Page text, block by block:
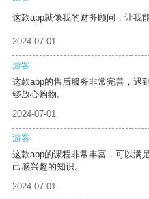
这款app就像我的财务顾问，让我
2024-07-01
游客
这款app的售后服务非常完善，遇
够放心购物。
2024-07-01
游客
这款app的课程非常丰富，可以满
己感兴趣的知识。
2024-07-01